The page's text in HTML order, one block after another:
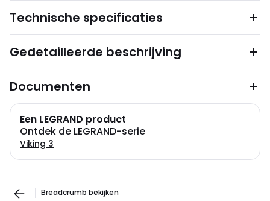
Technische specificaties
Gedetailleerde beschrijving
Documenten
Een LEGRAND product
Ontdek de LEGRAND-serie
Viking 3
Breadcrumb bekijken